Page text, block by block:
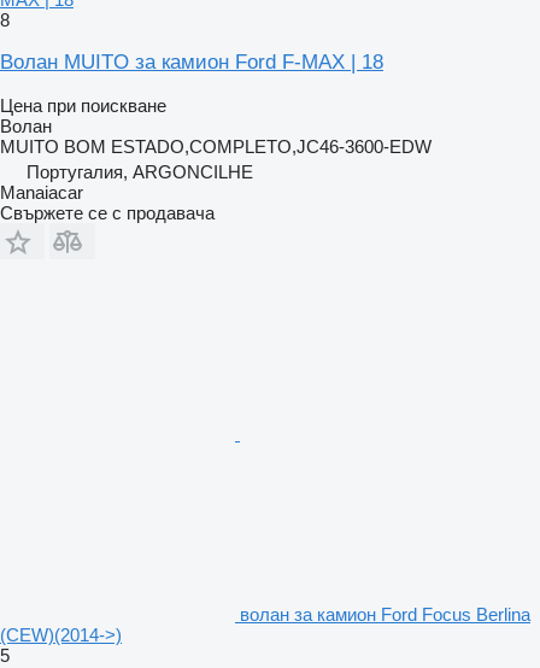
8
Волан MUITO за камион Ford F-MAX | 18
Цена при поискване
Волан
MUITO BOM ESTADO,COMPLETO,JC46-3600-EDW
Португалия, ARGONCILHE
Manaiacar
Свържете се с продавача
волан за камион Ford Focus Berlina
(CEW)(2014->)
5